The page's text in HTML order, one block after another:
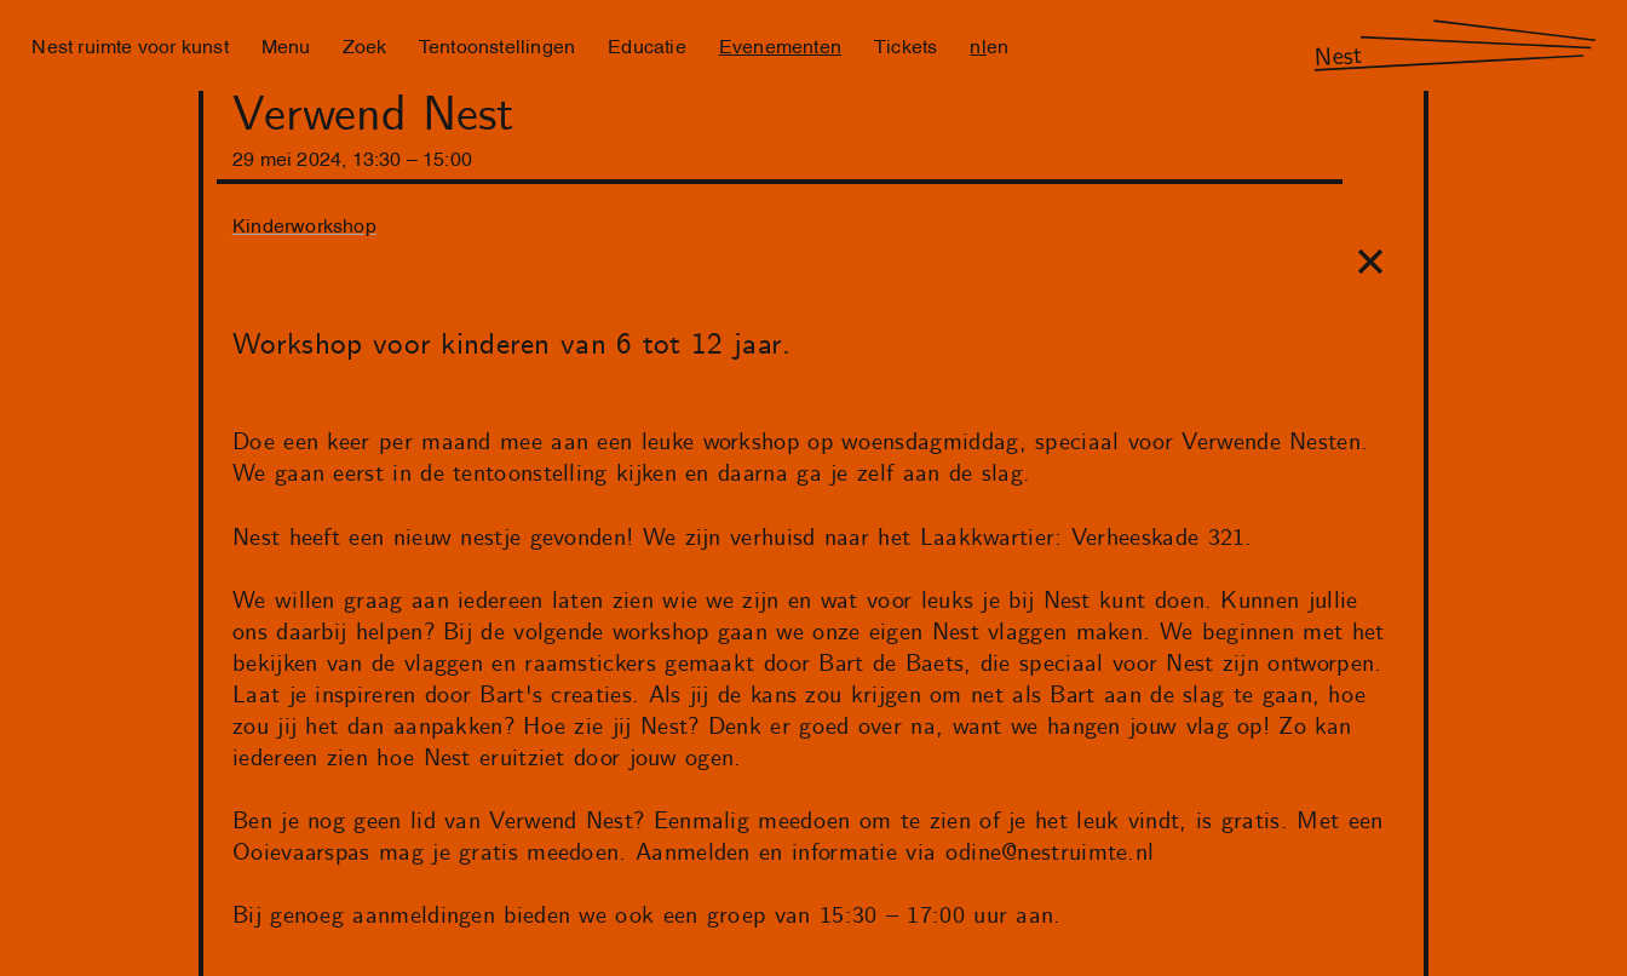
Nest ruimte voor kunst Menu Zoek Tentoonstellingen Educatie Evenementen Tickets nl en Nest
Verwend Nest
29 mei 2024 13 : 30 15 : 00
Kinderworkshop
Workshop voor kinderen van 6 tot 12 jaar.
Doe een keer per maand mee aan een leuke workshop op woensdagmiddag, speciaal voor Verwende Nesten.
We gaan eerst in de tentoonstelling kijken en daarna ga je zelf aan de slag.
Nest heeft een nieuw nestje gevonden! We zijn verhuisd naar het Laakkwartier: Verheeskade 321.
We willen graag aan iedereen laten zien wie we zijn en wat voor leuks je bij Nest kunt doen. Kunnen jullie
ons daarbij helpen? Bij de volgende workshop gaan we onze eigen Nest vlaggen maken. We beginnen met het
bekijken van de vlaggen en raamstickers gemaakt door Bart de Baets, die speciaal voor Nest zijn ontworpen.
Laat je inspireren door Bart's creaties. Als jij de kans zou krijgen om net als Bart aan de slag te gaan, hoe
zou jij het dan aanpakken? Hoe zie jij Nest? Denk er goed over na, want we hangen jouw vlag op! Zo kan
iedereen zien hoe Nest eruitziet door jouw ogen.
Ben je nog geen lid van Verwend Nest? Eenmalig meedoen om te zien of je het leuk vindt, is gratis. Met een
Ooievaarspas mag je gratis meedoen. Aanmelden en informatie via odine@nestruimte.nl
Bij genoeg aanmeldingen bieden we ook een groep van 15:30 – 17:00 uur aan.